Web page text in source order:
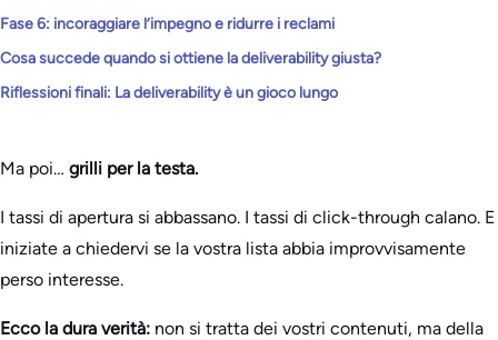
Fase 6: incoraggiare l’impegno e ridurre i reclami
Cosa succede quando si ottiene la deliverability giusta?
Riflessioni finali: La deliverability è un gioco lungo
Ma poi… grilli per la testa.
I tassi di apertura si abbassano. I tassi di click-through calano. E
iniziate a chiedervi se la vostra lista abbia improvvisamente
perso interesse.
Ecco la dura verità: non si tratta dei vostri contenuti, ma della